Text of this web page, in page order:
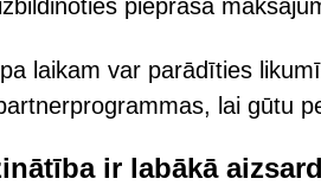
pieprasa
laikam var parādīties
lai gūtu
ir labākā